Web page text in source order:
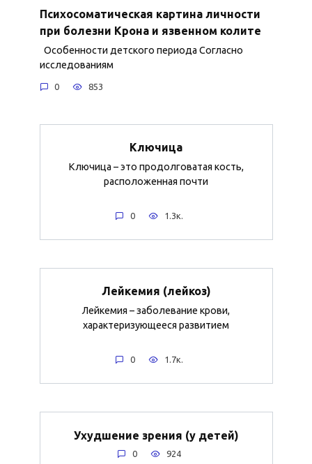
Психосоматическая картина личности
при болезни Крона и язвенном колите
Особенности детского периода Согласно
исследованиям
0 853
Ключица
Ключица – это продолговатая кость,
расположенная почти
0 1.3к.
Лейкемия (лейкоз)
Лейкемия – заболевание крови,
характеризующееся развитием
0 1.7к.
Ухудшение зрения (у детей)
0 924